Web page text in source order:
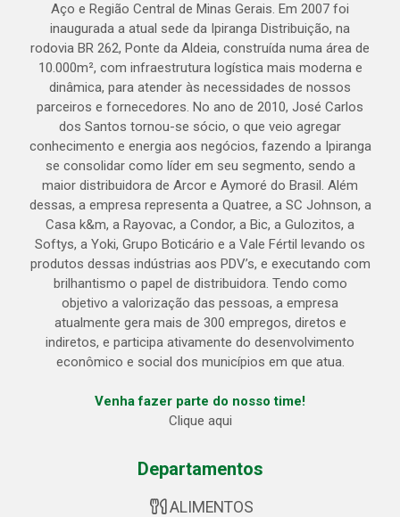
Aço e Região Central de Minas Gerais. Em 2007 foi
inaugurada a atual sede da Ipiranga Distribuição, na
rodovia BR 262, Ponte da Aldeia, construída numa área de
10.000m², com infraestrutura logística mais moderna e
dinâmica, para atender às necessidades de nossos
parceiros e fornecedores. No ano de 2010, José Carlos
dos Santos tornou-se sócio, o que veio agregar
conhecimento e energia aos negócios, fazendo a Ipiranga
se consolidar como líder em seu segmento, sendo a
maior distribuidora de Arcor e Aymoré do Brasil. Além
dessas, a empresa representa a Quatree, a SC Johnson, a
Casa k&m, a Rayovac, a Condor, a Bic, a Gulozitos, a
Softys, a Yoki, Grupo Boticário e a Vale Fértil levando os
produtos dessas indústrias aos PDV’s, e executando com
brilhantismo o papel de distribuidora. Tendo como
objetivo a valorização das pessoas, a empresa
atualmente gera mais de 300 empregos, diretos e
indiretos, e participa ativamente do desenvolvimento
econômico e social dos municípios em que atua.
Venha fazer parte do nosso time!
Clique aqui
Departamentos
ALIMENTOS